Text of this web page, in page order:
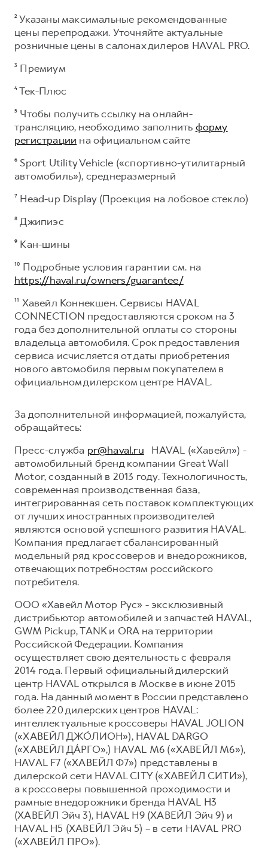
² Указаны максимальные рекомендованные
цены перепродажи. Уточняйте актуальные
розничные цены в салонах дилеров HAVAL PRO.
³ Премиум
⁴ Тек-Плюс
⁵ Чтобы получить ссылку на онлайн-
трансляцию, необходимо заполнить форму
регистрации на официальном сайте
⁶ Sport Utility Vehicle («спортивно-утилитарный
автомобиль»), среднеразмерный
⁷ Head-up Display (Проекция на лобовое стекло)
⁸ Джипиэс
⁹ Кан-шины
¹⁰ Подробные условия гарантии см. на
https://haval.ru/owners/guarantee/
¹¹ Хавейл Коннекшен. Сервисы HAVAL
CONNECTION предоставляются сроком на 3
года без дополнительной оплаты со стороны
владельца автомобиля. Срок предоставления
сервиса исчисляется от даты приобретения
нового автомобиля первым покупателем в
официальном дилерском центре HAVAL.
За дополнительной информацией, пожалуйста,
обращайтесь:
Пресс-служба pr@haval.ru HAVAL («Хавейл») -
автомобильный бренд компании Great Wall
Motor, созданный в 2013 году. Технологичность,
современная производственная база,
интегрированная сеть поставок комплектующих
от лучших иностранных производителей
являются основой успешного развития HAVAL.
Компания предлагает сбалансированный
модельный ряд кроссоверов и внедорожников,
отвечающих потребностям российского
потребителя.
ООО «Хавейл Мотор Рус» - эксклюзивный
дистрибьютор автомобилей и запчастей HAVAL,
GWM Pickup, TANK и ORA на территории
Российской Федерации. Компания
осуществляет свою деятельность с февраля
2014 года. Первый официальный дилерский
центр HAVAL открылся в Москве в июне 2015
года. На данный момент в России представлено
более 220 дилерских центров HAVAL:
интеллектуальные кроссоверы HAVAL JOLION
(«ХАВЕЙЛ ДЖО́ЛИОН»), HAVAL DARGO
(«ХАВЕЙЛ ДА́РГО»,) HAVAL М6 («ХАВЕЙЛ M6»),
HAVAL F7 («ХАВЕЙЛ Ф7») представлены в
дилерской сети HAVAL CITY («ХАВЕЙЛ СИТИ»),
а кроссоверы повышенной проходимости и
рамные внедорожники бренда HAVAL H3
(ХАВЕЙЛ Эйч 3), HAVAL H9 (ХАВЕЙЛ Эйч 9) и
HAVAL H5 (ХАВЕЙЛ Эйч 5) – в сети HAVAL PRO
(«ХАВЕЙЛ ПРО»).